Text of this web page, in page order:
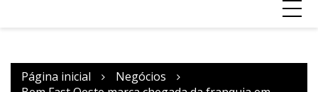
Página inicial
Negócios